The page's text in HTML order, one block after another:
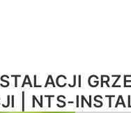
| NTS-